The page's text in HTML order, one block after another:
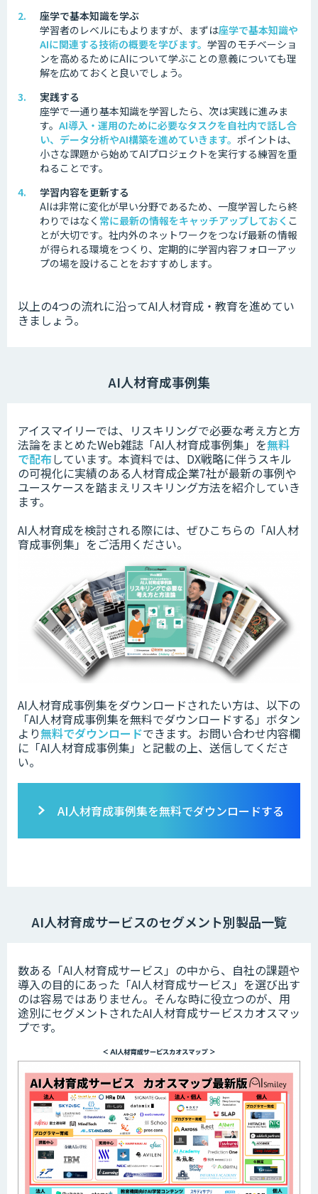
座学で基本知識を学ぶ
学習者のレベルにもよりますが、まずは座学で基本知識や
AIに関連する技術の概要を学びます。 学習のモチベーショ
ンを高めるためにAIについて学ぶことの意義についても理
解を広めておくと良いでしょう。
実践する
座学で一通り基本知識を学習したら、次は実践に進みま
す。 AI導入・運用のために必要なタスクを自社内で話し合
い、データ分析やAI構築を進めていきます。 ポイントは、
小さな課題から始めてAIプロジェクトを実行する練習を重
ねることです。
学習内容を更新する
AIは非常に変化が早い分野であるため、一度学習したら終
わりではなく 常に最新の情報をキャッチアップしておく こ
とが大切です。 社内外のネットワークをつなげ最新の情報
が得られる環境をつくり、定期的に学習内容フォローアッ
プの場を設けることをおすすめします。
以上の4つの流れに沿ってAI人材育成・教育を進めてい
きましょう。
AI人材育成事例集
アイスマイリーでは、リスキリングで必要な考え方と方
法論をまとめたWeb雑誌「AI人材育成事例集」を無料
で配布しています。本資料では、DX戦略に伴うスキル
の可視化に実績のある人材育成企業7社が最新の事例や
ユースケースを踏まえリスキリング方法を紹介していき
ます。
AI人材育成を検討される際には、ぜひこちらの「AI人材
育成事例集」をご活用ください。
AI人材育成事例集をダウンロードされたい方は、以下の
「AI人材育成事例集を無料でダウンロードする」ボタン
より無料でダウンロードできます。 お問い合わせ内容欄
に「AI人材育成事例集」と記載の上、送信してくださ
い。
AI人材育成事例集を無料でダウンロードする
AI人材育成サービスのセグメント別製品一覧
数ある「AI人材育成サービス」の中から、自社の課題や
導入の目的にあった「AI人材育成サービス」を選び出す
のは容易ではありません。そんな時に役立つのが、用
途別にセグメントされたAI人材育成サービスカオスマッ
プです。